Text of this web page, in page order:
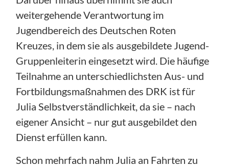
weitergehende Verantwortung im
Jugendbereich des Deutschen Roten
Kreuzes, in dem sie als ausgebildete Jugend-
Gruppenleiterin eingesetzt wird. Die häufige
Teilnahme an unterschiedlichsten Aus- und
Fortbildungsmaßnahmen des DRK ist für
Julia Selbstverständlichkeit, da sie – nach
eigener Ansicht – nur gut ausgebildet den
Dienst erfüllen kann.
Schon mehrfach nahm Julia an Fahrten zu